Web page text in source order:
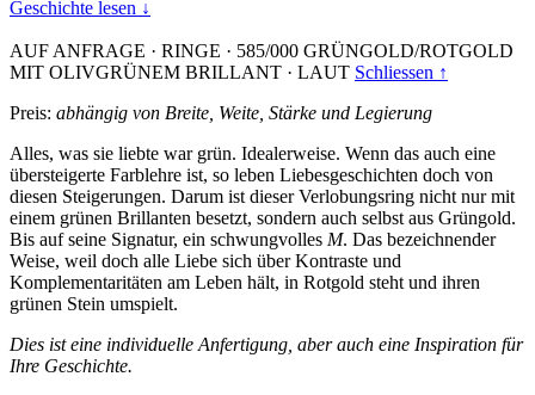
Geschichte lesen ↓
AUF ANFRAGE · RINGE · 585/000 GRÜNGOLD/ROTGOLD
MIT OLIVGRÜNEM BRILLANT · LAUT Schliessen ↑
Preis: abhängig von Breite, Weite, Stärke und Legierung
Alles, was sie liebte war grün. Idealerweise. Wenn das auch eine
übersteigerte Farblehre ist, so leben Liebesgeschichten doch von
diesen Steigerungen. Darum ist dieser Verlobungsring nicht nur mit
einem grünen Brillanten besetzt, sondern auch selbst aus Grüngold.
Bis auf seine Signatur, ein schwungvolles M. Das bezeichnender
Weise, weil doch alle Liebe sich über Kontraste und
Komplementaritäten am Leben hält, in Rotgold steht und ihren
grünen Stein umspielt.
Dies ist eine individuelle Anfertigung, aber auch eine Inspiration für
Ihre Geschichte.